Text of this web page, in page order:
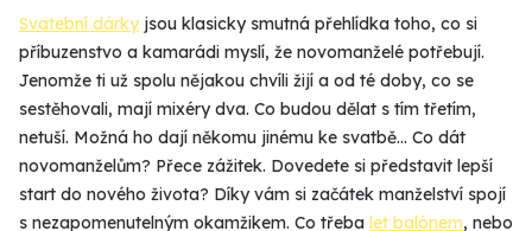
Svatební dárky jsou klasicky smutná přehlídka toho, co si
příbuzenstvo a kamarádi myslí, že novomanželé potřebují.
Jenomže ti už spolu nějakou chvíli žijí a od té doby, co se
sestěhovali, mají mixéry dva. Co budou dělat s tím třetím,
netuší. Možná ho dají někomu jinému ke svatbě... Co dát
novomanželům? Přece zážitek. Dovedete si představit lepší
start do nového života? Díky vám si začátek manželství spojí
s nezapomenutelným okamžikem. Co třeba let balónem, nebo